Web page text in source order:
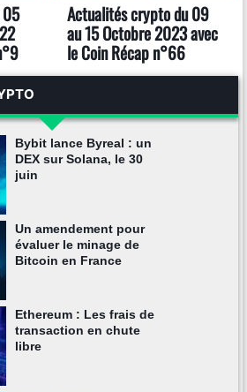
Actualités crypto du 09
au 15 Octobre 2023 avec
le Coin Récap n°66
Bybit lance Byreal : un
DEX sur Solana, le 30
juin
Un amendement pour
évaluer le minage de
Bitcoin en France
Ethereum : Les frais de
transaction en chute
libre